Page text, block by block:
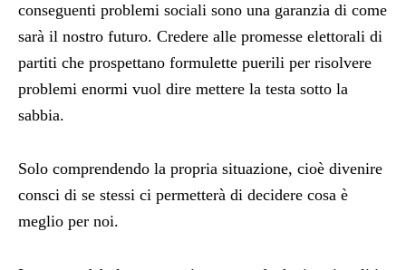
conseguenti problemi sociali sono una garanzia di come
sarà il nostro futuro. Credere alle promesse elettorali di
partiti che prospettano formulette puerili per risolvere
problemi enormi vuol dire mettere la testa sotto la
sabbia.
Solo comprendendo la propria situazione, cioè divenire
consci di se stessi ci permetterà di decidere cosa è
meglio per noi.